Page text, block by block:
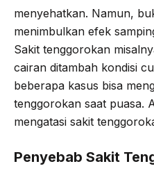
menyehatkan. Namun,
menimbulkan efek
Sakit tenggorokan
cairan ditambah kondisi
beberapa kasus bisa
tenggorokan saat puasa.
mengatasi sakit
Penyebab Sakit